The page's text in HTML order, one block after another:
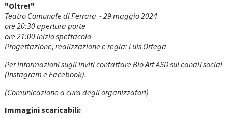
"Oltre!"
Teatro Comunale di Ferrara - 29 maggio 2024
ore 20:30 apertura porte
ore 21:00 inizio spettacolo
Progettazione, realizzazione e regia: Luis Ortega
Per informazioni sugli inviti contattare Bio Art ASD sui canali social
(Instagram e Facebook).
(Comunicazione a cura degli organizzatori)
Immagini scaricabili: